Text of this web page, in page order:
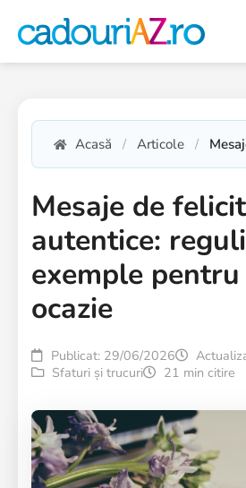
Acasă Articole
Mesaje de
autentice:
exemple
ocazie
Publicat: 29/06/2026
Sfaturi și trucuri
21 min citire